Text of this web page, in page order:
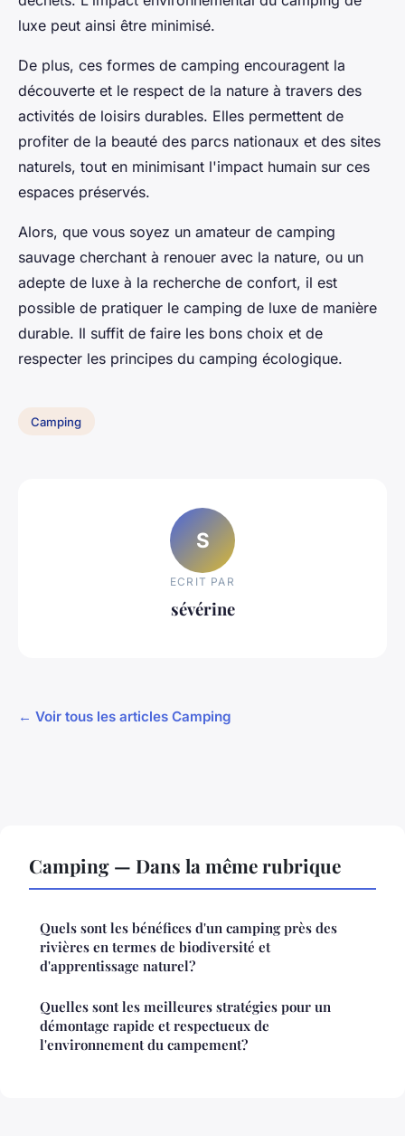
luxe peut ainsi être minimisé.
De plus, ces formes de camping encouragent la
découverte et le respect de la nature à travers des
activités de loisirs durables. Elles permettent de
profiter de la beauté des parcs nationaux et des sites
naturels, tout en minimisant l'impact humain sur ces
espaces préservés.
Alors, que vous soyez un amateur de camping
sauvage cherchant à renouer avec la nature, ou un
adepte de luxe à la recherche de confort, il est
possible de pratiquer le camping de luxe de manière
durable. Il suffit de faire les bons choix et de
respecter les principes du camping écologique.
Camping
S
ECRIT PAR
sévérine
← Voir tous les articles Camping
Camping — Dans la même rubrique
Quels sont les bénéfices d'un camping près des
rivières en termes de biodiversité et
d'apprentissage naturel?
Quelles sont les meilleures stratégies pour un
démontage rapide et respectueux de
l'environnement du campement?